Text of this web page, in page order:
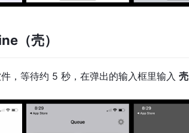
（壳）
件，等待约 5 秒，在弹出的输入框里输入 壳